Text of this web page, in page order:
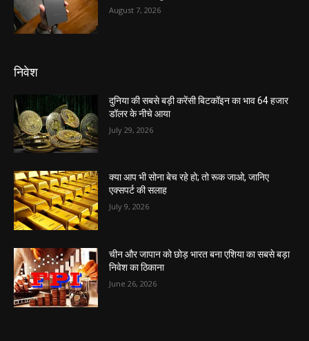
August 7, 2026
निवेश
दुनिया की सबसे बड़ी करेंसी बिटकॉइन का भाव 64 हजार
डॉलर के नीचे आया
July 29, 2026
क्या आप भी सोना बेच रहे हो; तो रूक जाओ, जानिए
एक्सपर्ट की सलाह
July 9, 2026
चीन और जापान को छोड़ भारत बना एशिया का सबसे बड़ा
निवेश का ठिकाना
June 26, 2026